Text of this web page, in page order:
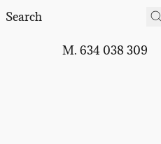
M. 634 038 309